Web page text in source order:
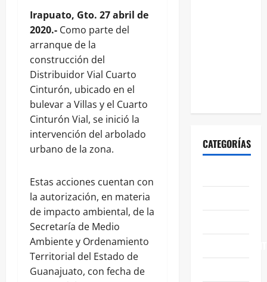
Irapuato, Gto. 27 abril de
2020.- Como parte del
arranque de la
construcción del
Distribuidor Vial Cuarto
Cinturón, ubicado en el
bulevar a Villas y el Cuarto
Cinturón Vial, se inició la
intervención del arbolado
urbano de la zona.
Estas acciones cuentan con
la autorización, en materia
de impacto ambiental, de la
Secretaría de Medio
Ambiente y Ordenamiento
Territorial del Estado de
Guanajuato, con fecha de
CATEGORÍAS